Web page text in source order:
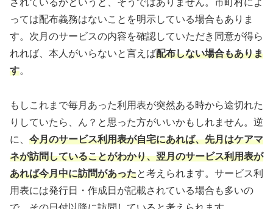
されているかというと、そうではありません。市町村によ
っては配布義務はないことを明示している場合もありま
す。次月のサービスの内容を確認していただき同意が得ら
れれば、本人がいらないと言えば配布しない場合もありま
す。
もしこれまで毎月あった利用表が突然ある時から途切れた
りしていたら、ん？と思った方がいいかもしれません。逆
に、 今月のサービス利用表が自宅にあれば、先月はケアマ
ネが訪問していることがわかり、翌月のサービス利用表が
あれば今月中に訪問があったと考えられます。サービス利
用表には発行日・作成日が記載されている場合も多いの